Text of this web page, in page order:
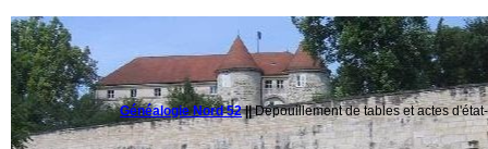
Généalogie Nord 52||Dépouillement de tables et actes